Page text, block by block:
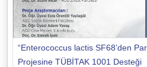
“Enterococcus lactis SF68’den
Projesine TÜBİTAK 1001 Desteği